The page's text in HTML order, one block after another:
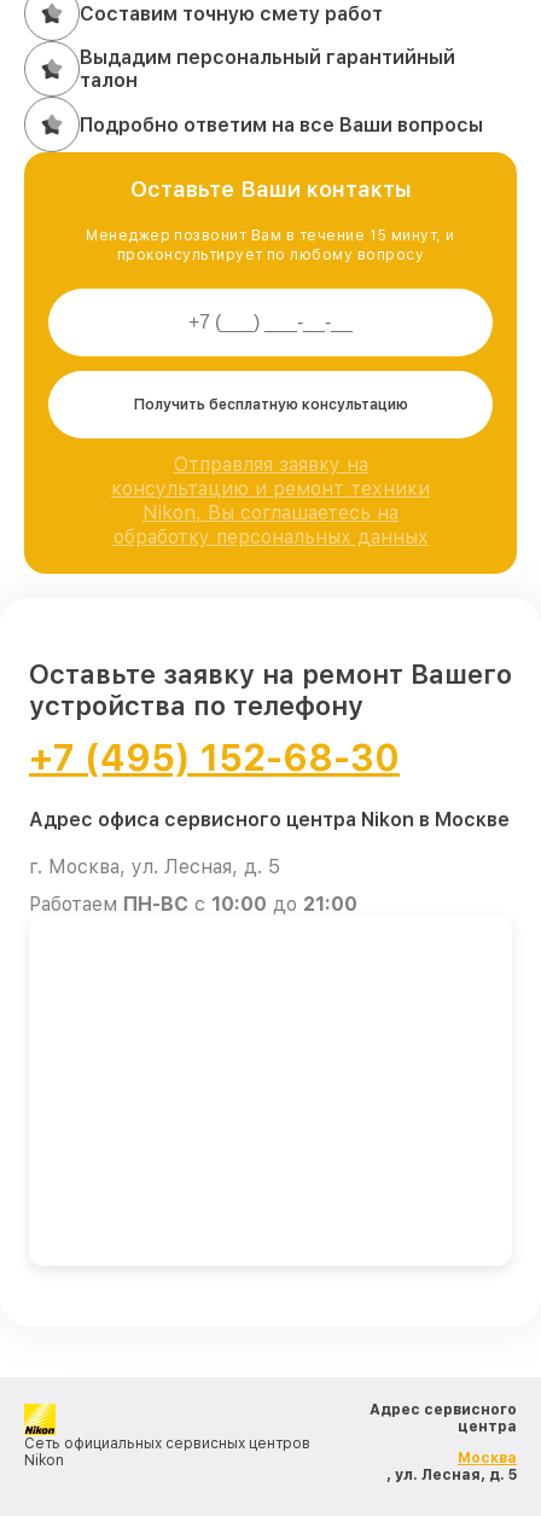
Составим точную смету работ
Выдадим персональный гарантийный
талон
Подробно ответим на все Ваши вопросы
Оставьте Ваши контакты
Менеджер позвонит Вам в течение 15 минут, и
проконсультирует по любому вопросу
Получить бесплатную консультацию
Отправляя заявку на
консультацию и ремонт техники
Nikon, Вы соглашаетесь на
обработку персональных данных
Оставьте заявку на ремонт Вашего
устройства по телефону
+7 (495) 152-68-30
Адрес офиса сервисного центра Nikon в Москве
г. Москва, ул. Лесная, д. 5
Работаем ПН-ВС с 10:00 до 21:00
Сеть официальных сервисных центров
Nikon
Адрес сервисного
центра
Москва
, ул. Лесная, д. 5